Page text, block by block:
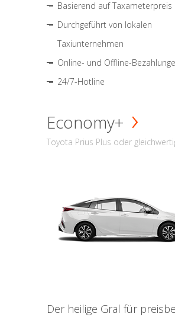
Basierend auf Taxameterpreis
Durchgeführt von lokalen
Taxiunternehmen
Online- und Offline-
24/7-Hotline
Economy+
Toyota Prius Plus oder
Der heilige Gral für